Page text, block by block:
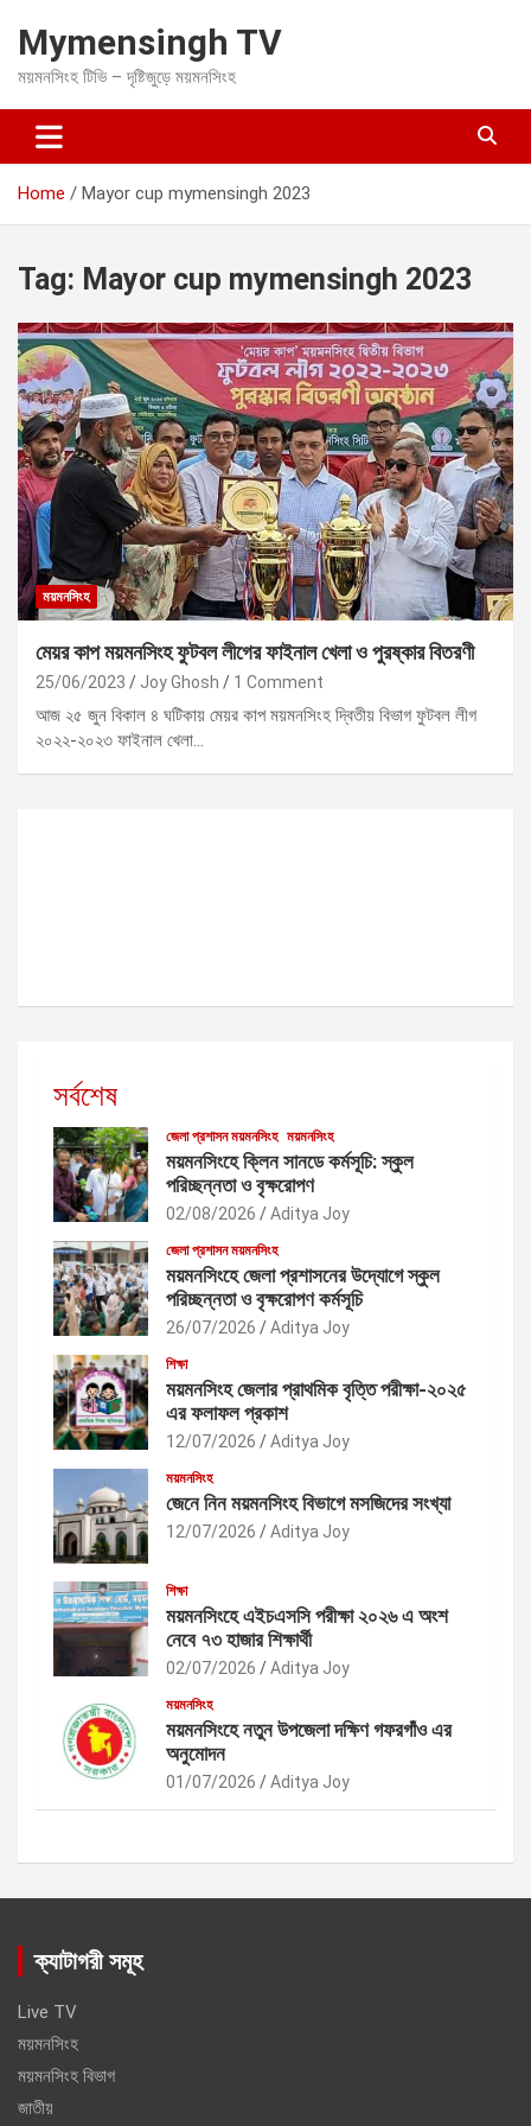
t
c
Mymensingh TV
ময়মনসিংহ টিভি – দৃষ্টিজুড়ে ময়মনসিংহ
Home Mayor cup mymensingh 2023
Tag: Mayor cup mymensingh 2023
ময়মনসিংহ
মেয়র কাপ ময়মনসিংহ ফুটবল লীগের ফাইনাল খেলা ও পুরষ্কার বিতরণী
25/06/2023 Joy Ghosh 1 Comment
আজ ২৫ জুন বিকাল ৪ ঘটিকায় মেয়র কাপ ময়মনসিংহ দ্বিতীয় বিভাগ ফুটবল লীগ
২০২২-২০২৩ ফাইনাল খেলা…
সর্বশেষ
জেলা প্রশাসন ময়মনসিংহ ময়মনসিংহ
ময়মনসিংহে ক্লিন সানডে কর্মসূচি: স্কুল
পরিচ্ছন্নতা ও বৃক্ষরোপণ
02/08/2026 Aditya Joy
জেলা প্রশাসন ময়মনসিংহ
ময়মনসিংহে জেলা প্রশাসনের উদ্যোগে স্কুল
পরিচ্ছন্নতা ও বৃক্ষরোপণ কর্মসূচি
26/07/2026 Aditya Joy
শিক্ষা
ময়মনসিংহ জেলার প্রাথমিক বৃত্তি পরীক্ষা-২০২৫
এর ফলাফল প্রকাশ
12/07/2026 Aditya Joy
ময়মনসিংহ
জেনে নিন ময়মনসিংহ বিভাগে মসজিদের সংখ্যা
12/07/2026 Aditya Joy
শিক্ষা
ময়মনসিংহে এইচএসসি পরীক্ষা ২০২৬ এ অংশ
নেবে ৭৩ হাজার শিক্ষার্থী
02/07/2026 Aditya Joy
ময়মনসিংহ
ময়মনসিংহে নতুন উপজেলা দক্ষিণ গফরগাঁও এর
অনুমোদন
01/07/2026 Aditya Joy
ক্যাটাগরী সমূহ
Live TV
ময়মনসিংহ
ময়মনসিংহ বিভাগ
জাতীয়